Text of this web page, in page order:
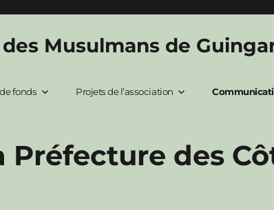
Musulmans de
fonds Projets de l’association
Préfecture des